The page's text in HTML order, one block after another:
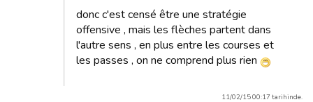
donc c'est censé être une stratégie
offensive , mais les flèches partent dans
l'autre sens , en plus entre les courses et
les passes , on ne comprend plus rien
11/02/15 00:17 tarihinde.